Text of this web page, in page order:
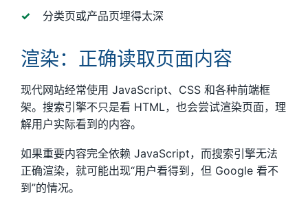
分类页或产品页埋得太深
渲染：正确读取页面内容
现代网站经常使用 JavaScript、CSS 和各种前端框
架。搜索引擎不只是看 HTML，也会尝试渲染页面，理
解用户实际看到的内容。
如果重要内容完全依赖 JavaScript，而搜索引擎无法
正确渲染，就可能出现“用户看得到，但 Google 看不
到”的情况。